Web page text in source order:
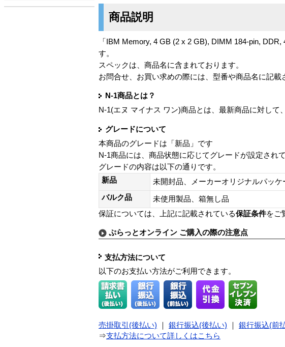
商品説明
「IBM Memory, 4 GB (2 x 2 GB), DIMM 184-pin,
す。
スペックは、商品名に含まれております。
お問合せ、お買い求めの際には、型番や商品名に記載
N-1商品とは？
N-1(エヌ マイナス ワン)商品とは、最新商品に対して
グレードについて
本商品のグレードは「新品」です
N-1商品には、商品状態に応じてグレードが設定されて
グレードの内容は以下の通りです。
新品
未開封品、メーカーオリジナルパッケ
バルク品
未使用製品、箱無し品
保証については、上記に記載されている保証条件をご
ぷらっとオンライン ご購入の際の注意点
支払方法について
以下のお支払い方法がご利用できます。
売掛取引(後払い) 銀行振込(後払い) 銀行振込(前
⇒支払方法について詳しくはこちら